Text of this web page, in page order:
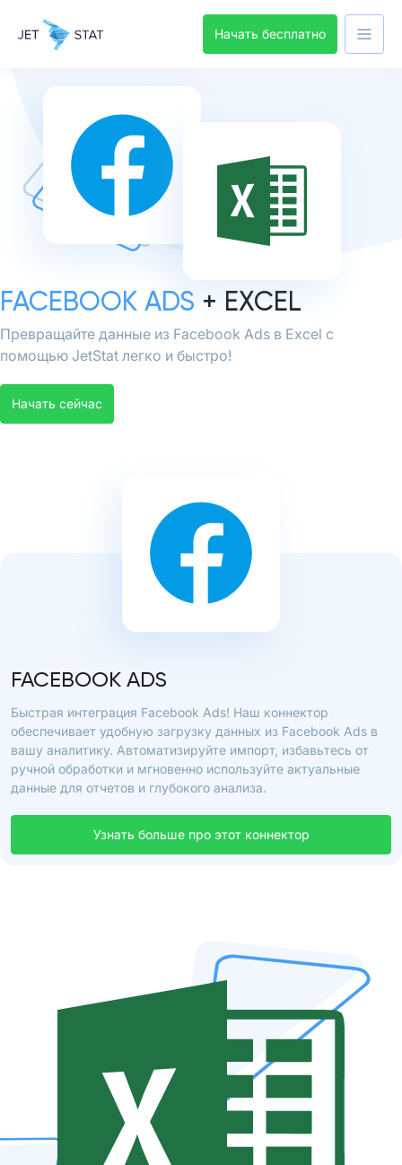
Начать бесплатно
FACEBOOK ADS + EXCEL
Превращайте данные из Facebook Ads в Excel с
помощью JetStat легко и быстро!
Начать сейчас
FACEBOOK ADS
Быстрая интеграция Facebook Ads! Наш коннектор
обеспечивает удобную загрузку данных из Facebook Ads в
вашу аналитику. Автоматизируйте импорт, избавьтесь от
ручной обработки и мгновенно используйте актуальные
данные для отчетов и глубокого анализа.
Узнать больше про этот коннектор